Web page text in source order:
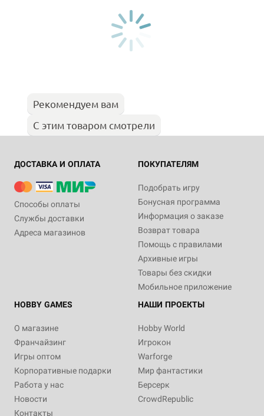
Рекомендуем вам
С этим товаром смотрели
ДОСТАВКА И ОПЛАТА
Способы оплаты
Службы доставки
Адреса магазинов
ПОКУПАТЕЛЯМ
Подобрать игру
Бонусная программа
Информация о заказе
Возврат товара
Помощь с правилами
Архивные игры
Товары без скидки
Мобильное приложение
HOBBY GAMES
О магазине
Франчайзинг
Игры оптом
Корпоративные подарки
Работа у нас
Новости
Контакты
НАШИ ПРОЕКТЫ
Hobby World
Игрокон
Warforge
Мир фантастики
Берсерк
CrowdRepublic